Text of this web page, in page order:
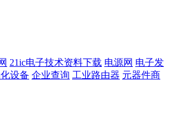
21ic电子技术资料下载 电源网 电子发
设备 企业查询 工业路由器 元器件商